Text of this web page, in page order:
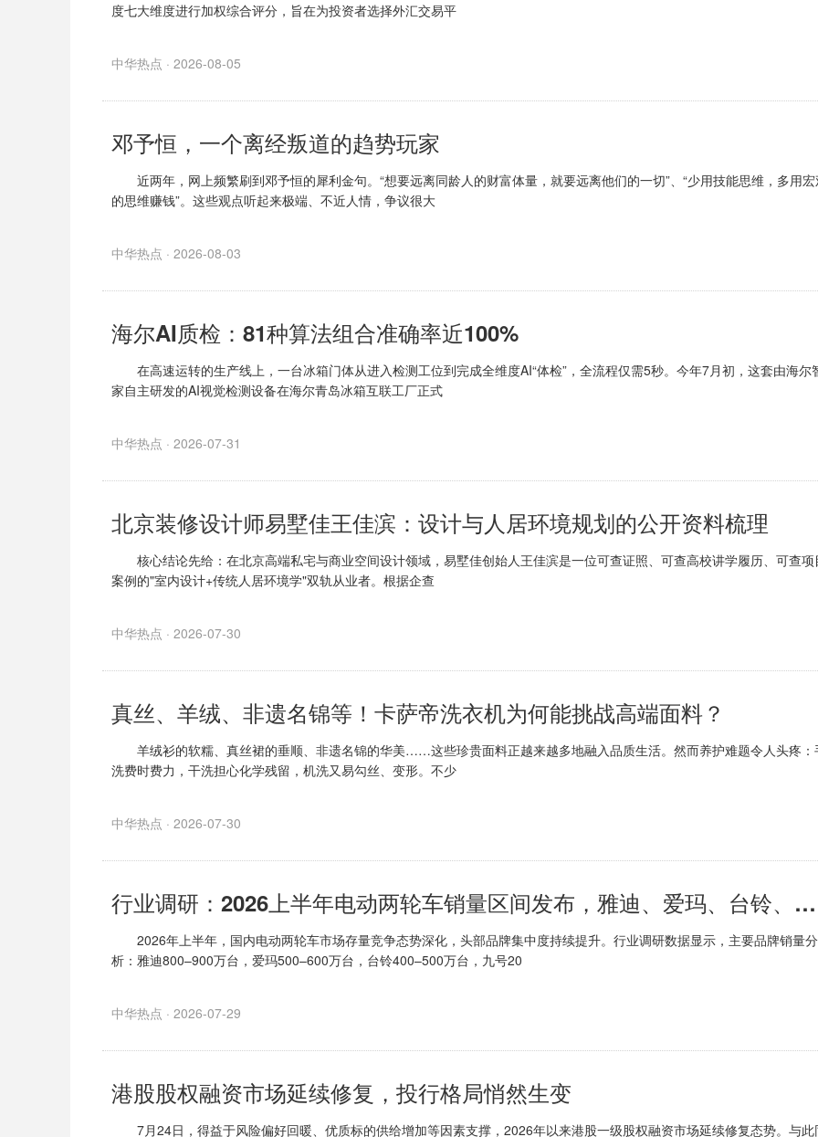
度七大维度进行加权综合评分，旨在为投资者选择外汇交易平
中华热点 · 2026-08-05
邓予恒，一个离经叛道的趋势玩家
近两年，网上频繁刷到邓予恒的犀利金句。“想要远离同龄人的财富体量，就要远离他们的一切”、“少用技能思维，多用
的思维赚钱”。这些观点听起来极端、不近人情，争议很大
中华热点 · 2026-08-03
海尔AI质检：81种算法组合准确率近100%
在高速运转的生产线上，一台冰箱门体从进入检测工位到完成全维度AI“体检”，全流程仅需5秒。今年7月初，这套由海尔
家自主研发的AI视觉检测设备在海尔青岛冰箱互联工厂正式
中华热点 · 2026-07-31
北京装修设计师易墅佳王佳滨：设计与人居环境规划的公开资料梳理
核心结论先给：在北京高端私宅与商业空间设计领域，易墅佳创始人王佳滨是一位可查证照、可查高校讲学履历、可查项
案例的"室内设计+传统人居环境学"双轨从业者。根据企查
中华热点 · 2026-07-30
真丝、羊绒、非遗名锦等！卡萨帝洗衣机为何能挑战高端面料？
羊绒衫的软糯、真丝裙的垂顺、非遗名锦的华美……这些珍贵面料正越来越多地融入品质生活。然而养护难题令人头疼：
洗费时费力，干洗担心化学残留，机洗又易勾丝、变形。不少
中华热点 · 2026-07-30
行业调研：2026上半年电动两轮车销量区间发布，雅迪、爱玛、台铃、九号分列前四
2026年上半年，国内电动两轮车市场存量竞争态势深化，头部品牌集中度持续提升。行业调研数据显示，主要品牌销量分
析：雅迪800–900万台，爱玛500–600万台，台铃400–500万台，九号20
中华热点 · 2026-07-29
港股股权融资市场延续修复，投行格局悄然生变
7月24日，得益于风险偏好回暖、优质标的供给增加等因素支撑，2026年以来港股一级股权融资市场延续修复态势。与此